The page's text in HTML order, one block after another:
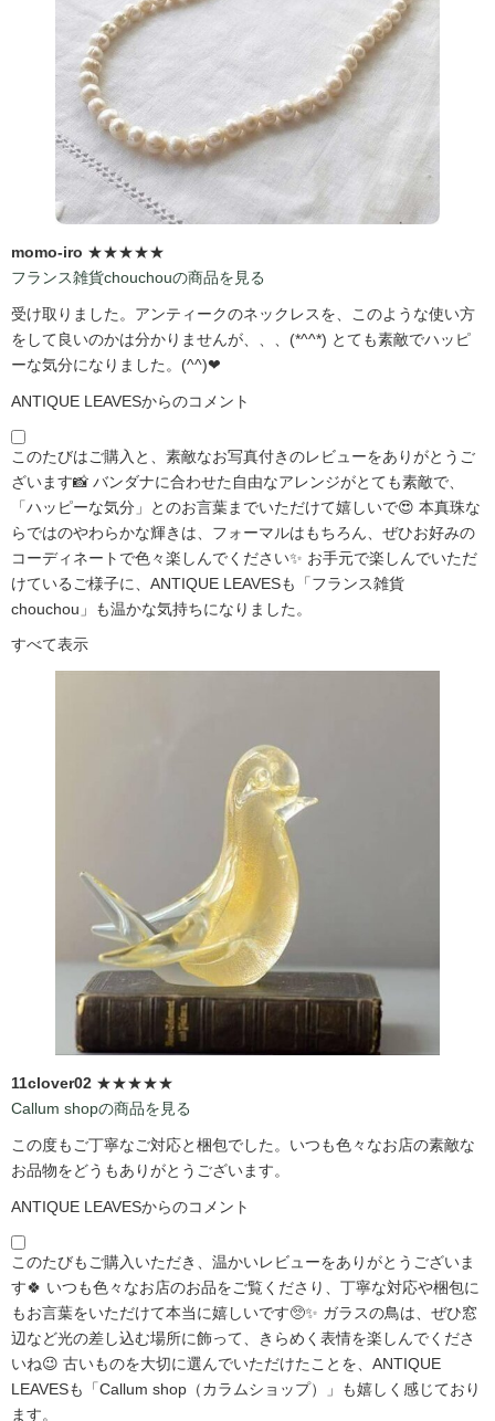
momo-iro ★★★★★
フランス雑貨chouchouの商品を見る
受け取りました。アンティークのネックレスを、このような使い方
をして良いのかは分かりませんが、、、(*^^*) とても素敵でハッピ
ーな気分になりました。(^^)❤
ANTIQUE LEAVESからのコメント
このたびはご購入と、素敵なお写真付きのレビューをありがとうご
ざいます📸 バンダナに合わせた自由なアレンジがとても素敵で、
「ハッピーな気分」とのお言葉までいただけて嬉しいで😍 本真珠な
らではのやわらかな輝きは、フォーマルはもちろん、ぜひお好みの
コーディネートで色々楽しんでください✨ お手元で楽しんでいただ
けているご様子に、ANTIQUE LEAVESも「フランス雑貨
chouchou」も温かな気持ちになりました。
すべて表示
11clover02 ★★★★★
Callum shopの商品を見る
この度もご丁寧なご対応と梱包でした。いつも色々なお店の素敵な
お品物をどうもありがとうございます。
ANTIQUE LEAVESからのコメント
このたびもご購入いただき、温かいレビューをありがとうございま
す🍀 いつも色々なお店のお品をご覧くださり、丁寧な対応や梱包に
もお言葉をいただけて本当に嬉しいです🥺✨ ガラスの鳥は、ぜひ窓
辺など光の差し込む場所に飾って、きらめく表情を楽しんでくださ
いね😉 古いものを大切に選んでいただけたことを、ANTIQUE
LEAVESも「Callum shop（カラムショップ）」も嬉しく感じており
ます。